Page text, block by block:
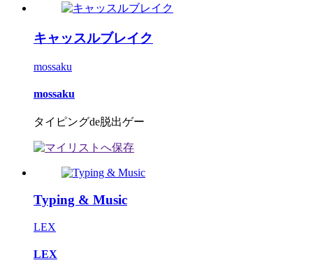
キャッスルブレイク
mossaku
mossaku
タイピングde脱出ゲー
Typing & Music
LEX
LEX